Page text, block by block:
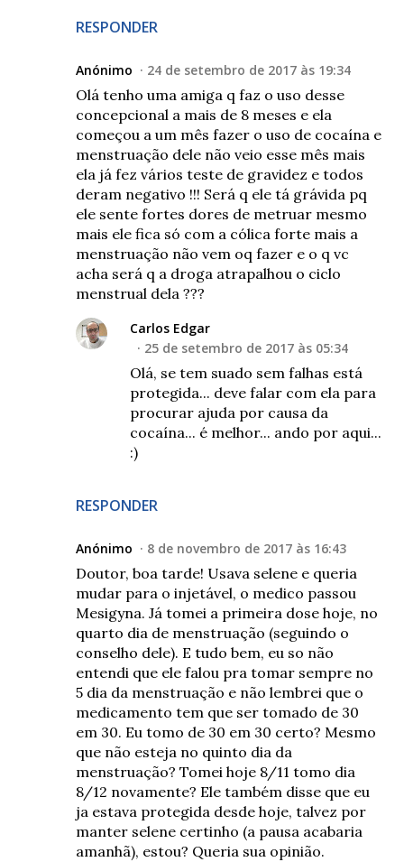
RESPONDER
Anónimo 24 de setembro de 2017 às 19:34
Olá tenho uma amiga q faz o uso desse
concepcional a mais de 8 meses e ela
começou a um mês fazer o uso de cocaína e
menstruação dele não veio esse mês mais
ela já fez vários teste de gravidez e todos
deram negativo !!! Será q ele tá grávida pq
ele sente fortes dores de metruar mesmo
mais ele fica só com a cólica forte mais a
menstruação não vem oq fazer e o q vc
acha será q a droga atrapalhou o ciclo
menstrual dela ???
RESPONDER
Carlos Edgar
25 de setembro de 2017 às 05:34
Olá, se tem suado sem falhas está
protegida... deve falar com ela para
procurar ajuda por causa da
cocaína... é melhor... ando por aqui...
:)
Anónimo 8 de novembro de 2017 às 16:43
Doutor, boa tarde! Usava selene e queria
mudar para o injetável, o medico passou
Mesigyna. Já tomei a primeira dose hoje, no
quarto dia de menstruação (seguindo o
conselho dele). E tudo bem, eu so não
entendi que ele falou pra tomar sempre no
5 dia da menstruação e não lembrei que o
medicamento tem que ser tomado de 30
em 30. Eu tomo de 30 em 30 certo? Mesmo
que não esteja no quinto dia da
menstruação? Tomei hoje 8/11 tomo dia
8/12 novamente? Ele também disse que eu
ja estava protegida desde hoje, talvez por
manter selene certinho (a pausa acabaria
amanhã), estou? Queria sua opinião.